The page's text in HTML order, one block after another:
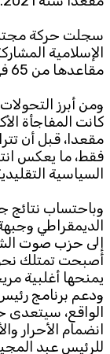
سجلت حركة
الإسلامية
مقاعدها من 65 في المجلس السابق إلى 43 مقعدا
ومن أبرز التحولات
فقط، ما يعكس
السياسية
وباحتساب نتائج
الديمقراطي
إلى حزب صوت
يمنحها أغلبية
ودعم برنامج
الواقع، سيتعدى
انضمام الأحرار
للرئيس عبد